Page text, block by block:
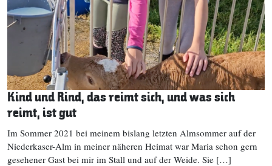
Kind und Rind, das reimt sich, und was sich
reimt, ist gut
Im Sommer 2021 bei meinem bislang letzten Almsommer auf der
Niederkaser-Alm in meiner näheren Heimat war Maria schon gern
gesehener Gast bei mir im Stall und auf der Weide. Sie […]